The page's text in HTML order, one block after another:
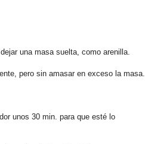
una masa suelta, como arenilla.
pero sin amasar en exceso la masa.
unos 30 min. para que esté lo